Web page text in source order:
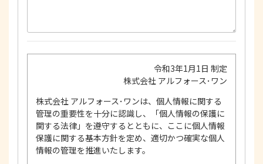
令和3年1月1日 制定
株式会社 アルフォース･ワン
株式会社 アルフォース･ワンは、個人情報に関する
管理の重要性を十分に認識し、「個人情報の保護に
関する法律」を遵守するとともに、ここに個人情報
保護に関する基本方針を定め、適切かつ確実な個人
情報の管理を推進いたします。